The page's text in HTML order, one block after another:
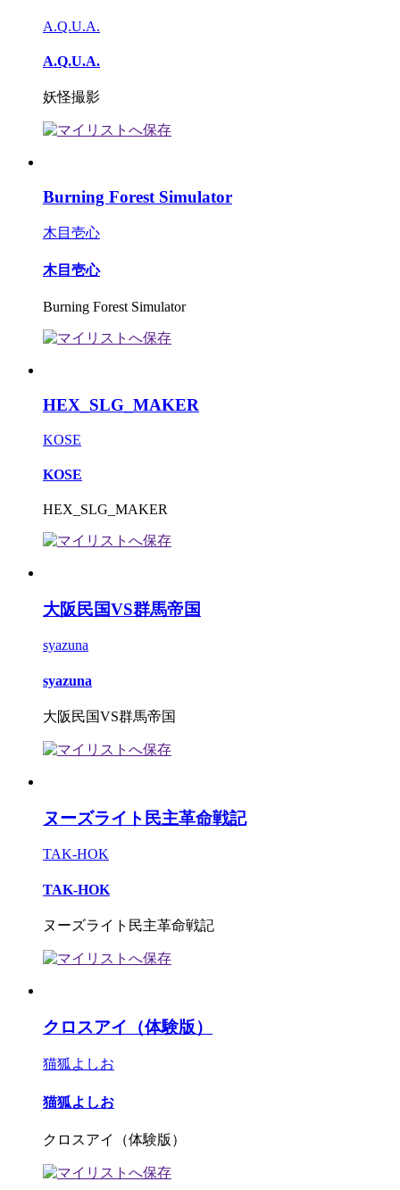
A.Q.U.A.
A.Q.U.A.
妖怪撮影
Burning Forest Simulator
木目壱心
木目壱心
Burning Forest Simulator
HEX_SLG_MAKER
KOSE
KOSE
HEX_SLG_MAKER
大阪民国VS群馬帝国
syazuna
syazuna
大阪民国VS群馬帝国
ヌーズライト民主革命戦記
TAK-HOK
TAK-HOK
ヌーズライト民主革命戦記
クロスアイ（体験版）
猫狐よしお
猫狐よしお
クロスアイ（体験版）